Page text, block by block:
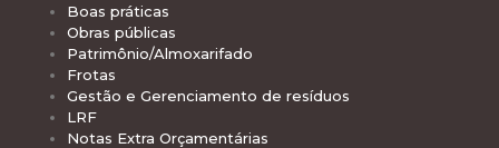
Boas práticas
Obras públicas
Patrimônio/Almoxarifado
Frotas
Gestão e Gerenciamento de resíduos
LRF
Notas Extra Orçamentárias